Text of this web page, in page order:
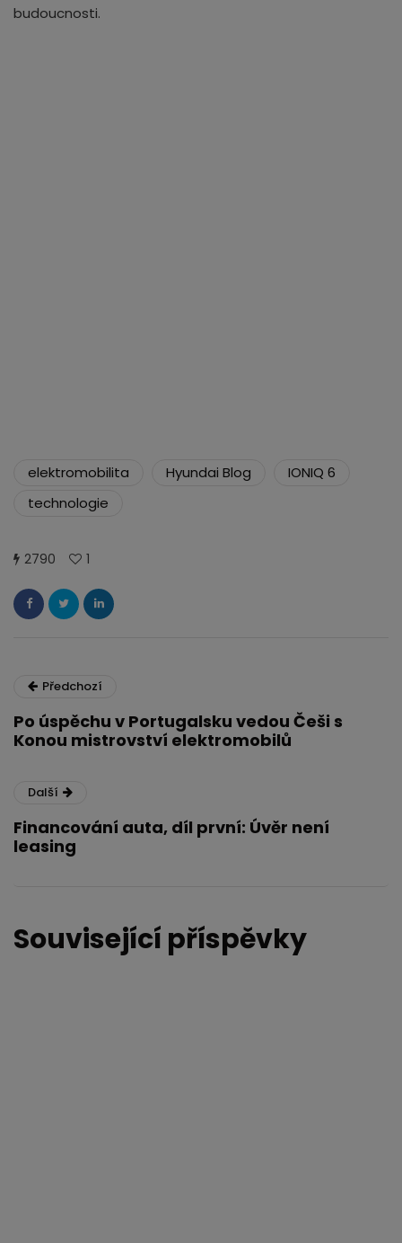
budoucnosti.
elektromobilita Hyundai Blog
IONIQ 6
technologie
2790 1
Předchozí
Po úspěchu v Portugalsku vedou Češi s
Konou mistrovství elektromobilů
Další
Financování auta, díl první: Úvěr není
leasing
Související příspěvky